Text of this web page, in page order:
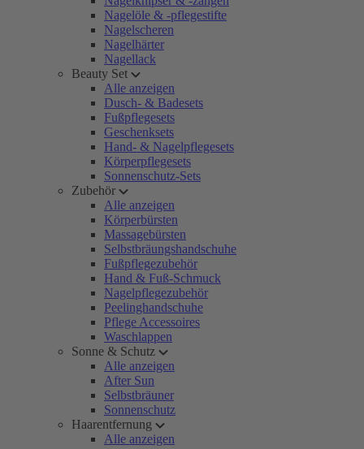
Nagelöle & -pflegestifte
Nagelscheren
Nagelhärter
Nagellack
Beauty Set
Alle anzeigen
Dusch- & Badesets
Fußpflegesets
Geschenksets
Hand- & Nagelpflegesets
Körperpflegesets
Sonnenschutz-Sets
Zubehör
Alle anzeigen
Körperbürsten
Massagebürsten
Selbstbräungshandschuhe
Fußpflegezubehör
Hand & Fuß-Schmuck
Nagelpflegezubehör
Peelinghandschuhe
Pflege Accessoires
Waschlappen
Sonne & Schutz
Alle anzeigen
After Sun
Selbstbräuner
Sonnenschutz
Haarentfernung
Alle anzeigen